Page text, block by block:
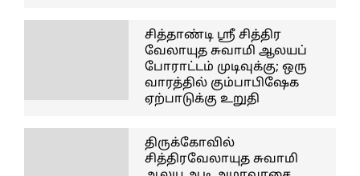
சித்தாண்டி ஸ்ரீ சித்திர
வேலாயுத சுவாமி ஆலயப்
போராட்டம் முடிவுக்கு; ஒரு
வாரத்தில் கும்பாபிஷேக
ஏற்பாடுக்கு உறுதி
திருக்கோவில்
சித்திரவேலாயுத சுவாமி